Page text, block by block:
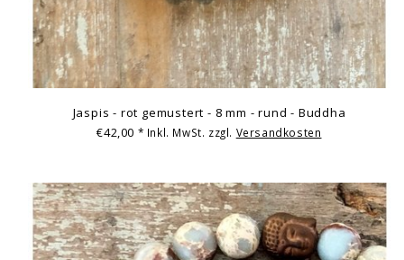
Jaspis - rot gemustert - 8 mm - rund - Buddha
€42,00 * Inkl. MwSt. zzgl. Versandkosten